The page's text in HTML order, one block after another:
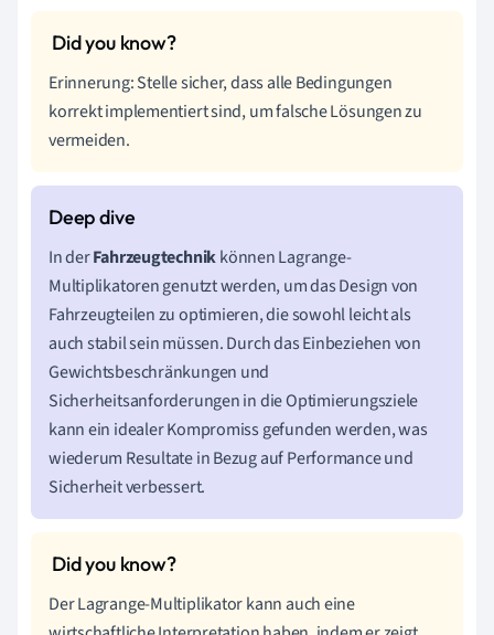
Erinnerung: Stelle sicher, dass alle Bedingungen
korrekt implementiert sind, um falsche Lösungen zu
vermeiden.
In derFahrzeugtechnikkönnen Lagrange-
Multiplikatoren genutzt werden, um das Design von
Fahrzeugteilen zu optimieren, die sowohl leicht als
auch stabil sein müssen. Durch das Einbeziehen von
Gewichtsbeschränkungen und
Sicherheitsanforderungen in die Optimierungsziele
kann ein idealer Kompromiss gefunden werden, was
wiederum Resultate in Bezug auf Performance und
Sicherheit verbessert.
Der Lagrange-Multiplikator kann auch eine